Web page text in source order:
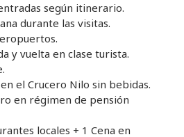
según itinerario.
durante las visitas.
y vuelta en clase turista.
el Crucero Nilo sin bebidas.
en régimen de pensión
locales + 1 Cena en